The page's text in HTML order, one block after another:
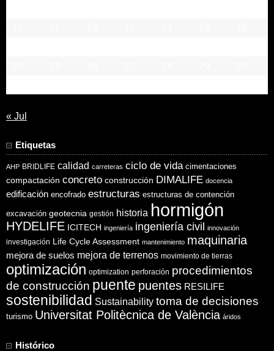
« Jul
Etiquetas
AHP BRIDLIFE calidad carreteras ciclo de vida cimentaciones
compactación concreto construcción DIMALIFE docencia
edificación encofrado estructuras estructuras de contención
excavación geotecnia gestión historia hormigón
HYDELIFE ICITECH ingeniería ingeniería civil innovación
investigación Life Cycle Assessment mantenimiento maquinaria
mejora de suelos mejora de terrenos movimiento de tierras
optimización optimization perforación procedimientos
de construcción puente puentes RESILIFE
sostenibilidad Sustainability toma de decisiones
turismo Universitat Politècnica de València áridos
Histórico